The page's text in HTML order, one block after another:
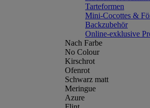
Tarteformen
Mini-Cocottes &
Backzubehör
Online-exklusive
Nach Farbe
No Colour
Kirschrot
Ofenrot
Schwarz matt
Meringue
Azure